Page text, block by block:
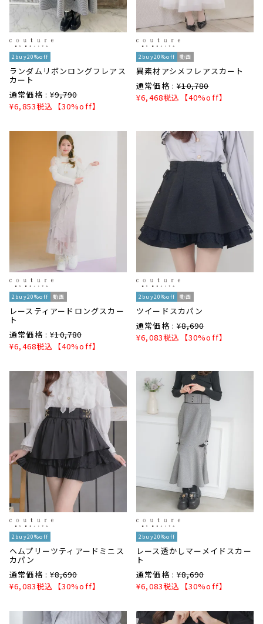
2buy20%off
ランダムリボンロングフレアス
カート
通常価格 : ¥9,790
¥6,853税込 【30%off】
2buy20%off 動画
異素材アシメフレアスカート
通常価格 : ¥10,780
¥6,468税込 【40%off】
2buy20%off 動画
レースティアードロングスカー
ト
通常価格 : ¥10,780
¥6,468税込 【40%off】
2buy20%off 動画
ツイードスカパン
通常価格 : ¥8,690
¥6,083税込 【30%off】
2buy20%off
ヘムプリーツティアードミニス
カパン
通常価格 : ¥8,690
¥6,083税込 【30%off】
2buy20%off
レース透かしマーメイドスカー
ト
通常価格 : ¥8,690
¥6,083税込 【30%off】